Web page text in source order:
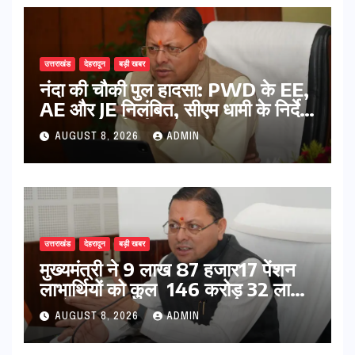
उत्तराखंड देहरादून बड़ी खबर
नंदा की चौकी पुल हादसा: PWD के EE,
AE और JE निलंबित, सीएम धामी के निर्देश
पर सख्त कार्रवाई
AUGUST 8, 2026 ADMIN
उत्तराखंड देहरादून बड़ी खबर
मुख्यमंत्री ने 9 लाख 87 हजार17 पेंशन
लाभार्थियों को कुल 146 करोड़ 32 लाख
की पेंशन राशि का किया भुगतान
AUGUST 8, 2026 ADMIN